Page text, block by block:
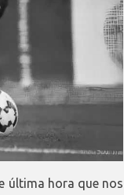
última hora que nos